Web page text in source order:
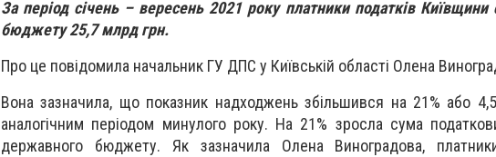
За період січень – вересень 2021 року платники податків
бюджету 25,7 млрд грн.
Про це повідомила начальник ГУ ДПС у Київській області Олена
Вона зазначила, що показник надходжень збільшився на 21% або
аналогічним періодом минулого року. На 21% зросла сума
державного бюджету. Як зазначила Олена Виноградова,